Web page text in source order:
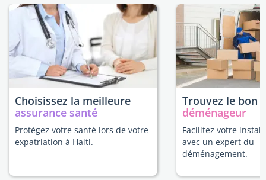
Choisissez la meilleure
assurance santé
Protégez votre santé lors de votre
expatriation à Haiti.
Trouvez le bon
déménageur
Facilitez votre
avec un expert du
déménagement.